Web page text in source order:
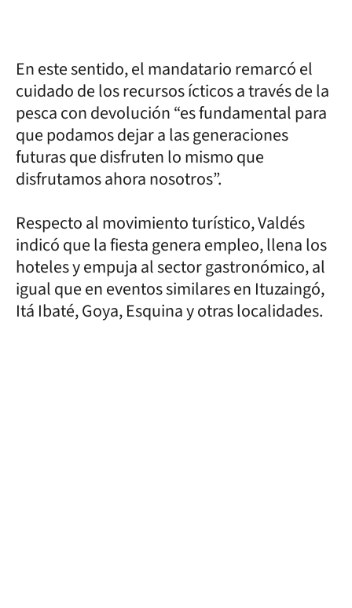
En este sentido, el mandatario remarcó el
cuidado de los recursos ícticos a través de la
pesca con devolución “es fundamental para
que podamos dejar a las generaciones
futuras que disfruten lo mismo que
disfrutamos ahora nosotros”.
Respecto al movimiento turístico, Valdés
indicó que la fiesta genera empleo, llena los
hoteles y empuja al sector gastronómico, al
igual que en eventos similares en Ituzaingó,
Itá Ibaté, Goya, Esquina y otras localidades.